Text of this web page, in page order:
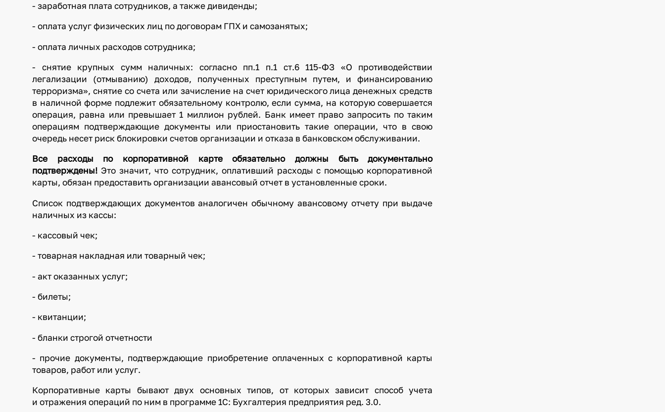
- заработная плата сотрудников, а также дивиденды;
- оплата услуг физических лиц по договорам ГПХ и самозанятых;
- оплата личных расходов сотрудника;
- снятие крупных сумм наличных: согласно пп.1 п.1 ст.6 115-ФЗ «О противодействии
легализации (отмыванию) доходов, полученных преступным путем, и финансированию
терроризма», снятие со счета или зачисление на счет юридического лица денежных средств
в наличной форме подлежит обязательному контролю, если сумма, на которую совершается
операция, равна или превышает 1 миллион рублей. Банк имеет право запросить по таким
операциям подтверждающие документы или приостановить такие операции, что в свою
очередь несет риск блокировки счетов организации и отказа в банковском обслуживании.
Все расходы по корпоративной карте обязательно должны быть документально
подтверждены! Это значит, что сотрудник, оплативший расходы с помощью корпоративной
карты, обязан предоставить организации авансовый отчет в установленные сроки.
Список подтверждающих документов аналогичен обычному авансовому отчету при выдаче
наличных из кассы:
- кассовый чек;
- товарная накладная или товарный чек;
- акт оказанных услуг;
- билеты;
- квитанции;
- бланки строгой отчетности
- прочие документы, подтверждающие приобретение оплаченных с корпоративной карты
товаров, работ или услуг.
Корпоративные карты бывают двух основных типов, от которых зависит способ учета
и отражения операций по ним в программе 1С: Бухгалтерия предприятия ред. 3.0.